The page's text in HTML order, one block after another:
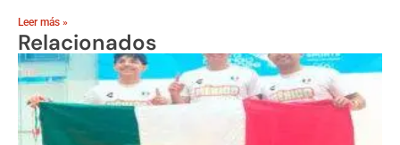
Leer más »
Relacionados